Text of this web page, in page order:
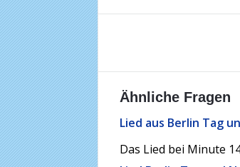
Ähnliche Fragen
Lied aus Berlin Tag
Das Lied bei Minute